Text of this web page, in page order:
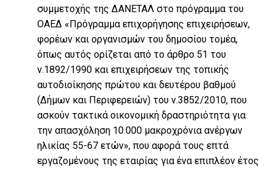
συμμετοχής της ΔΑΝΕΤΑΛ στο πρόγραμμα του
ΟΑΕΔ «Πρόγραµµα επιχορήγησης επιχειρήσεων,
φορέων και οργανισµών του δηµοσίου τοµέα,
όπως αυτός ορίζεται από το άρθρο 51 του
ν.1892/1990 και επιχειρήσεων της τοπικής
αυτοδιοίκησης πρώτου και δευτέρου βαθµού
(∆ήµων και Περιφερειών) του ν.3852/2010, που
ασκούν τακτικά οικονοµική δραστηριότητα για
την απασχόληση 10.000 µακροχρόνια ανέργων
ηλικίας 55-67 ετών», που αφορά τους επτά
εργαζομένους της εταιρίας για ένα επιπλέον έτος